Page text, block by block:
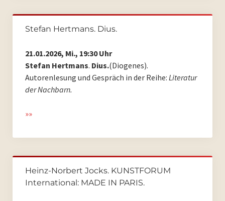
Stefan Hertmans. Dius.
21.01.2026, Mi., 19:30 Uhr
Stefan Hertmans. Dius.(Diogenes).
Autorenlesung und Gespräch in der Reihe: Literatur
der Nachbarn.
»»
Heinz-Norbert Jocks. KUNSTFORUM
International: MADE IN PARIS.